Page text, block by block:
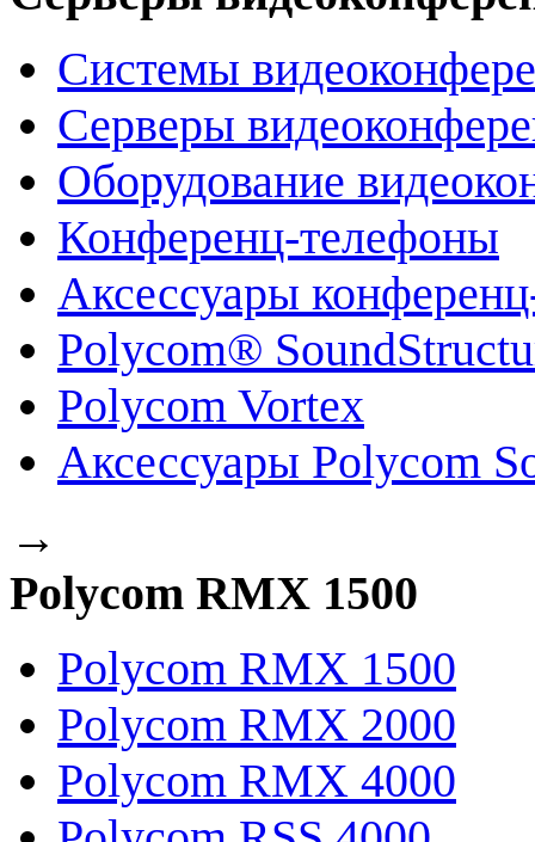
Системы
Серверы
Оборудование
Конференц-телефоны
Аксессуары
Polycom®
Polycom Vortex
Аксессуары Polycom
→
Polycom RMX 1500
Polycom RMX 1500
Polycom RMX 2000
Polycom RMX 4000